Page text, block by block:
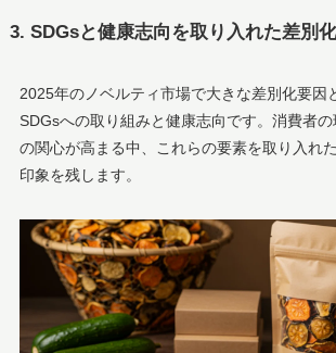
3. SDGsと健康志向を取り入れた差別
2025年のノベルティ市場で大きな差別化要因
SDGsへの取り組みと健康志向です。消費者
の関心が高まる中、これらの要素を取り入れ
印象を残します。